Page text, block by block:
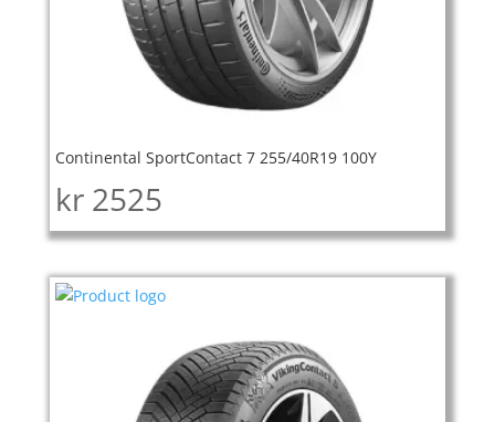
Continental SportContact 7 255/40R19 100Y
kr 2525